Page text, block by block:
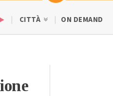
CITTÀ ON DEMAND